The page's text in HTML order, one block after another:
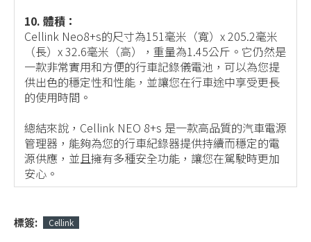
10. 體積：
Cellink Neo8+s的尺寸為151毫米（寬）x 205.2毫米
（長）x 32.6毫米（高），重量為1.45公斤。它仍然是
一款非常實用和方便的行車記錄儀電池，可以為您提
供出色的穩定性和性能，並讓您在行車途中享受更長
的使用時間。
總結來說，Cellink NEO 8+s 是一款高品質的汽車電源
管理器，能夠為您的行車紀錄器提供持續而穩定的電
源供應，並且擁有多種安全功能，讓您在駕駛時更加
安心。
標簽: Cellink